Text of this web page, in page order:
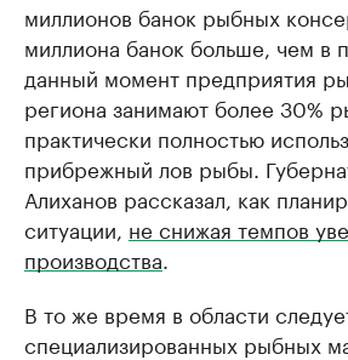
миллионов банок рыбных
миллиона банок больше, чем в
данный момент предприятия
региона занимают более 30%
практически полностью
прибрежный лов рыбы.
Алиханов рассказал, как
ситуации, не снижая темпов
производства
В то же время в области
специализированных рыбных